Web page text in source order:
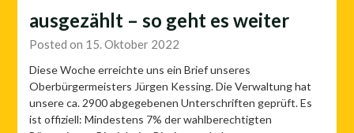
ausgezählt – so geht es weiter
Posted on 15. Oktober 2022
Diese Woche erreichte uns ein Brief unseres
Oberbürgermeisters Jürgen Kessing. Die Verwaltung hat
unsere ca. 2900 abgegebenen Unterschriften geprüft. Es
ist offiziell: Mindestens 7% der wahlberechtigten